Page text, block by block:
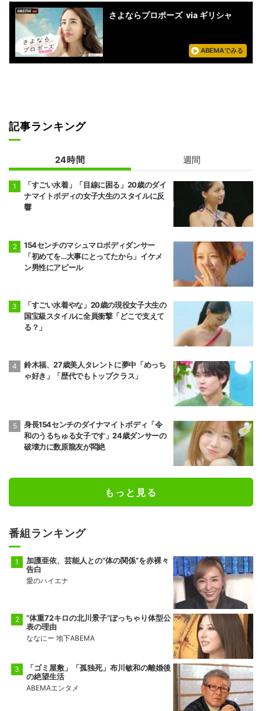
さよならプロポーズ via ギリシャ
ABEMAでみる
記事ランキング
24時間 週間
「すごい水着」「目線に困る」20歳のダイ
ナマイトボディの女子大生のスタイルに反
響
154センチのマシュマロボディダンサー
「初めてを…大事にとってたから」イケメ
ン男性にアピール
「すごい水着やな」20歳の現役女子大生の
国宝級スタイルに全員衝撃「どこで支えて
る？」
鈴木福、27歳美人タレントに夢中「めっち
ゃ好き」「歴代でもトップクラス」
身長154センチのダイナマイトボディ「令
和のうるちゅる女子です」24歳ダンサーの
破壊力に数原龍友が悶絶
もっと見る
番組ランキング
加護亜依、芸能人との“体の関係”を赤裸々
告白
愛のハイエナ
“体重72キロの北川景子”ぽっちゃり体型公
表の理由
ななにー 地下ABEMA
「ゴミ屋敷」「孤独死」布川敏和の離婚後
の絶望生活
ABEMAエンタメ